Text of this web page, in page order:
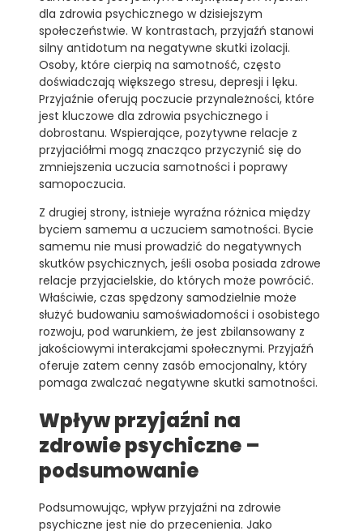
dla zdrowia psychicznego w dzisiejszym
społeczeństwie. W kontrastach, przyjaźń stanowi
silny antidotum na negatywne skutki izolacji.
Osoby, które cierpią na samotność, często
doświadczają większego stresu, depresji i lęku.
Przyjaźnie oferują poczucie przynależności, które
jest kluczowe dla zdrowia psychicznego i
dobrostanu. Wspierające, pozytywne relacje z
przyjaciółmi mogą znacząco przyczynić się do
zmniejszenia uczucia samotności i poprawy
samopoczucia.
Z drugiej strony, istnieje wyraźna różnica między
byciem samemu a uczuciem samotności. Bycie
samemu nie musi prowadzić do negatywnych
skutków psychicznych, jeśli osoba posiada zdrowe
relacje przyjacielskie, do których może powrócić.
Właściwie, czas spędzony samodzielnie może
służyć budowaniu samoświadomości i osobistego
rozwoju, pod warunkiem, że jest zbilansowany z
jakościowymi interakcjami społecznymi. Przyjaźń
oferuje zatem cenny zasób emocjonalny, który
pomaga zwalczać negatywne skutki samotności.
Wpływ przyjaźni na
zdrowie psychiczne –
podsumowanie
Podsumowując, wpływ przyjaźni na zdrowie
psychiczne jest nie do przecenienia. Jako